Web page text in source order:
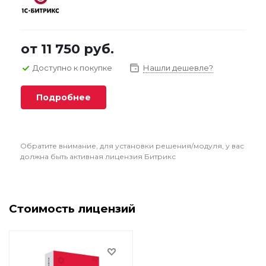
от 11 750 руб.
Доступно к покупке Нашли дешевле?
Подробнее
Обратите внимание, для установки решения/модуля, у вас
должна быть активная лицензия Битрикс
Стоимость лицензий